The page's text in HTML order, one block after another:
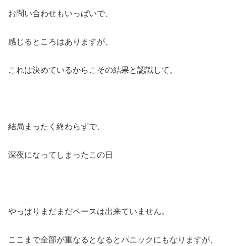
お問い合わせもいっぱいで、
感じるところはありますが、
これは決めているからこその結果と認識して。
結局まったく終わらずで、
深夜になってしまったこの日
やっぱりまだまだペースは出来ていません。
ここまで全部が重なるとなるとパニックにもなりますが、